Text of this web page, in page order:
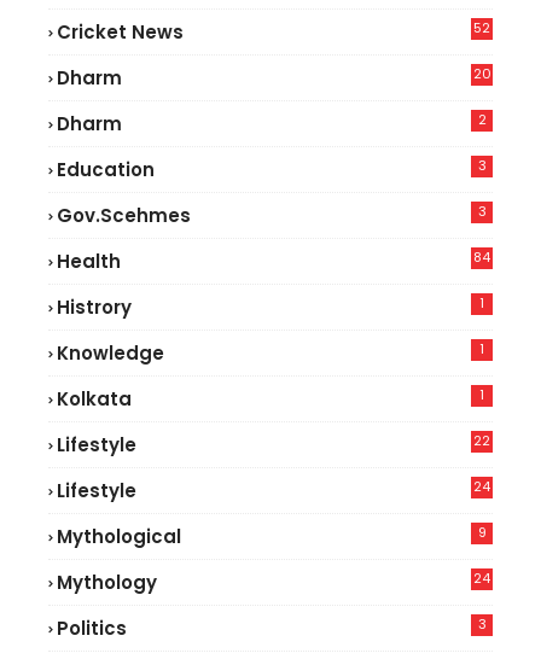
Cricket News
52
Dharm 20
Dharm 2
Education 3
Gov.scehmes 3
Health
84
Histrory 1
Knowledge 1
Kolkata 1
Lifestyle
22
Lifestyle
24
Mythological 9
Mythology 24
Politics 3